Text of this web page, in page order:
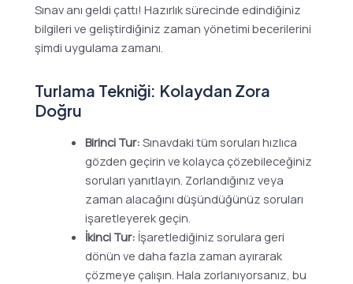
Sınav anı geldi çattı! Hazırlık sürecinde edindiğiniz
bilgileri ve geliştirdiğiniz zaman yönetimi becerilerini
şimdi uygulama zamanı.
Turlama Tekniği: Kolaydan Zora
Doğru
Birinci Tur: Sınavdaki tüm soruları hızlıca
gözden geçirin ve kolayca çözebileceğiniz
soruları yanıtlayın. Zorlandığınız veya
zaman alacağını düşündüğünüz soruları
işaretleyerek geçin.
İkinci Tur: İşaretlediğiniz sorulara geri
dönün ve daha fazla zaman ayırarak
çözmeye çalışın. Hala zorlanıyorsanız, bu